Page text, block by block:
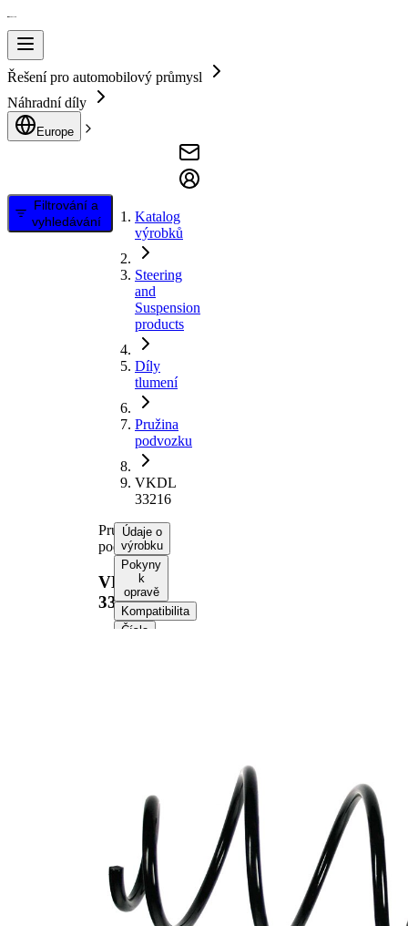
Řešení pro automobilový průmysl
Náhradní díly
Europe
Filtrování a
vyhledávání
Katalog
výrobků
Steering
and
Suspension
products
Díly
tlumení
Pružina
podvozku
VKDL
33216
Pružina
podvozku
VKDL
33216
Údaje o
výrobku
Pokyny
k
opravě
Kompatibilita
Čísla
Tvar
pružiny
Šroubovitá
pružina s
konstatním
průměrem
Vnější
průměr
169 mm
Průměr
12,75 mm